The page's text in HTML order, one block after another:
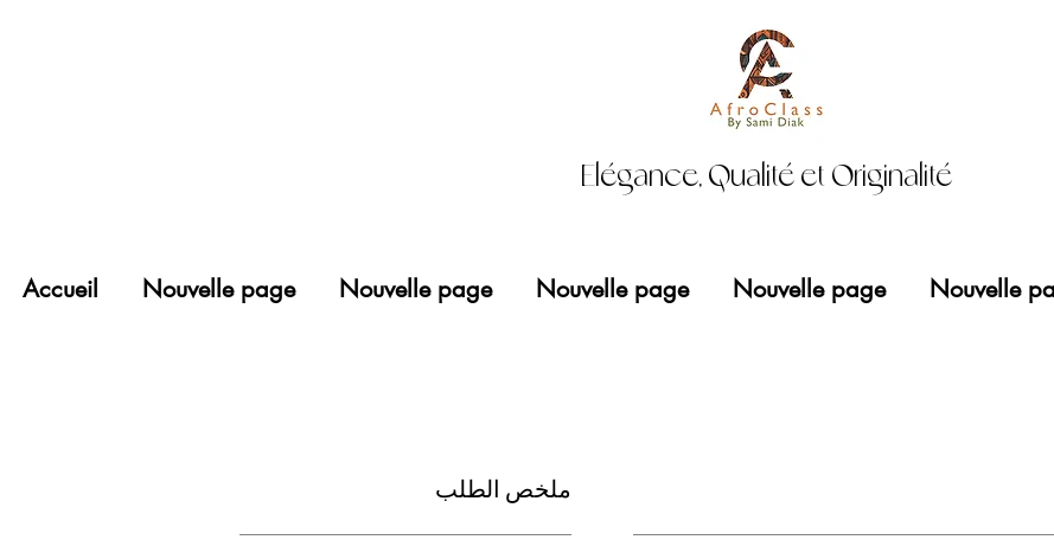
Elégance, Qualité et Originalité
Accueil Nouvelle page Nouvelle page Nouvelle page Nouvelle page Nouvelle
ملخص الطلب